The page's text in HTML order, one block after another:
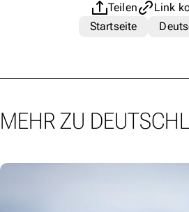
Teilen
Link
Startseite
MEHR ZU